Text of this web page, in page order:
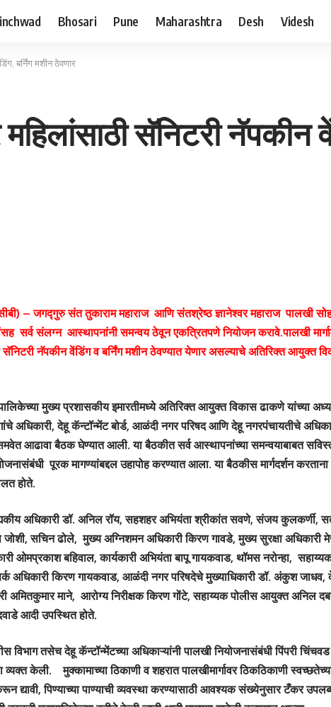
Bhosari Pune Maharashtra Desh Videsh
बर्निंग मशीन ठेवणार
महिलांसाठी सॅनिटरी नॅपकीन
– जगद्गुरु संत तुकाराम महाराज आणि संतश्रेष्ठ ज्ञानेश्वर महाराज पालखी
सर्व संलग्न आस्थापनांनी समन्वय ठेवून एकत्रितपणे नियोजन करावे.पालखी
नॅपकीन वेंडिंग व बर्निंग मशीन ठेवण्यात येणार असल्याचे अतिरिक्त आयुक्त
मुख्य प्रशासकीय इमारतीमध्ये अतिरिक्त आयुक्त विकास ढाकणे यांच्या
अधिकारी, देहू कॅन्टॉन्मेंट बोर्ड, आळंदी नगर परिषद आणि देहू नगरपंचायतीचे
आढावा बैठक घेण्यात आली. या बैठकीत सर्व आस्थापनांच्या समन्वयाबाबत
पूरक मागण्यांबद्दल उहापोह करण्यात आला. या बैठकीस मार्गदर्शन
होते.
अधिकारी डॉ. अनिल रॉय, सहशहर अभियंता श्रीकांत सवणे, संजय कुलकर्णी,
जोशी, सचिन ढोले, मुख्य अग्निशमन अधिकारी किरण गावडे, मुख्य सुरक्षा अधिकारी
ओमप्रकाश बहिवाल, कार्यकारी अभियंता बापू गायकवाड, थॉमस नरोन्हा,
अधिकारी किरण गायकवाड, आळंदी नगर परिषदेचे मुख्याधिकारी डॉ. अंकुश जाधव,
अमितकुमार माने, आरोग्य निरीक्षक किरण गोंटे, सहाय्यक पोलीस आयुक्त अनिल
आदी उपस्थित होते.
विभाग तसेच देहू कॅन्टॉन्मेंटच्या अधिकाऱ्यांनी पालखी नियोजनासंबंधी पिंपरी
केली. मुक्कामाच्या ठिकाणी व शहरात पालखीमार्गावर ठिकठिकाणी
द्यावी, पिण्याच्या पाण्याची व्यवस्था करण्यासाठी आवश्यक संख्येनुसार टँकर